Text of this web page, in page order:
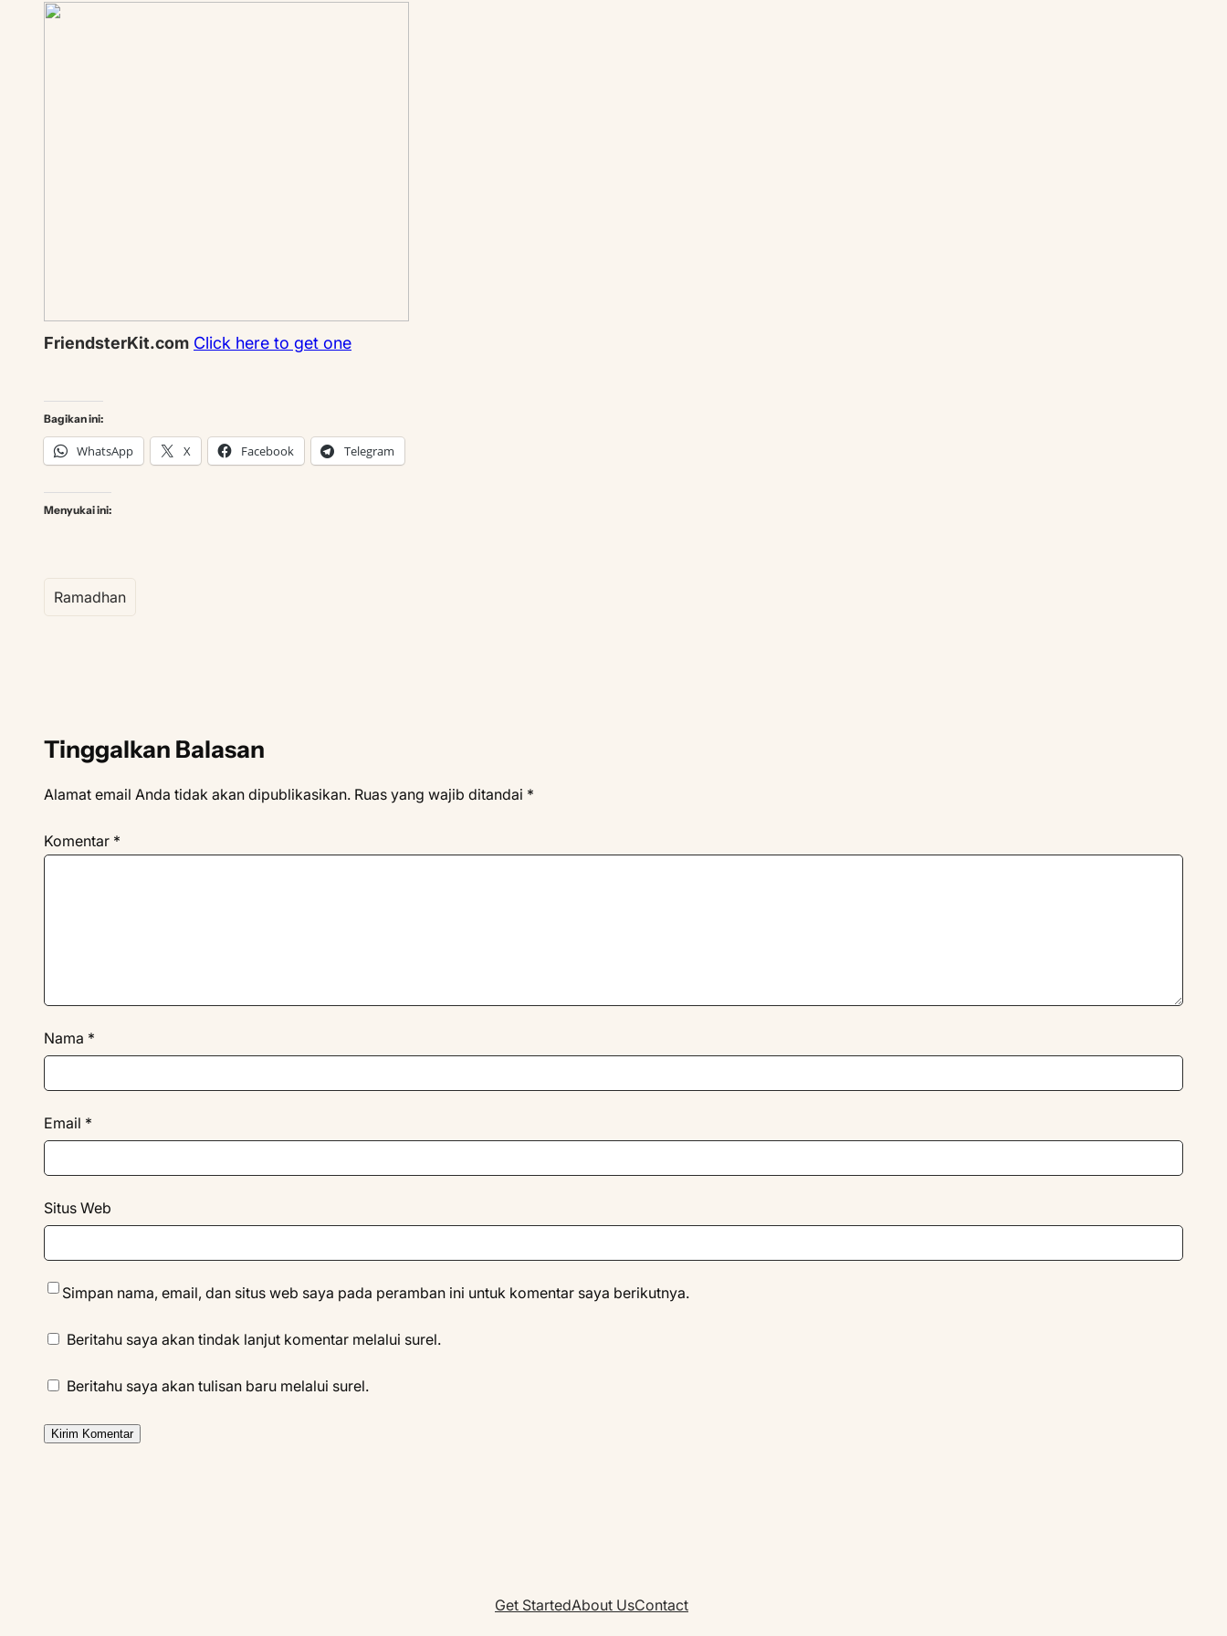
FriendsterKit.com Click here to get one
Bagikan ini:
WhatsApp X Facebook Telegram
Menyukai ini:
Ramadhan
Tinggalkan Balasan
Alamat email Anda tidak akan dipublikasikan. Ruas yang wajib ditandai *
Komentar *
Nama *
Email *
Situs Web
Simpan nama, email, dan situs web saya pada peramban ini untuk komentar saya berikutnya.
Beritahu saya akan tindak lanjut komentar melalui surel.
Beritahu saya akan tulisan baru melalui surel.
Get StartedAbout UsContact